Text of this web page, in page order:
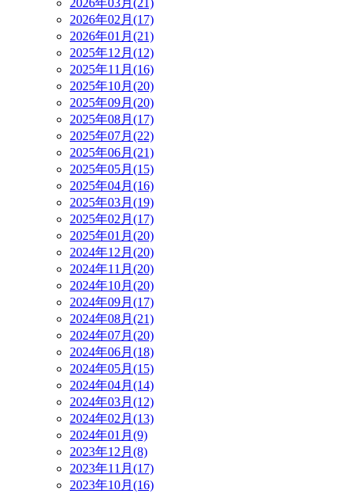
2026年03月(21)
2026年02月(17)
2026年01月(21)
2025年12月(12)
2025年11月(16)
2025年10月(20)
2025年09月(20)
2025年08月(17)
2025年07月(22)
2025年06月(21)
2025年05月(15)
2025年04月(16)
2025年03月(19)
2025年02月(17)
2025年01月(20)
2024年12月(20)
2024年11月(20)
2024年10月(20)
2024年09月(17)
2024年08月(21)
2024年07月(20)
2024年06月(18)
2024年05月(15)
2024年04月(14)
2024年03月(12)
2024年02月(13)
2024年01月(9)
2023年12月(8)
2023年11月(17)
2023年10月(16)